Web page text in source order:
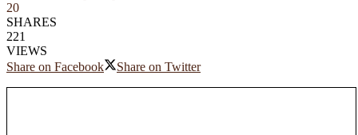
20
SHARES
221
VIEWS
Share on Facebook
Share on Twitter